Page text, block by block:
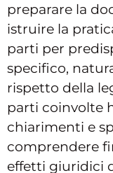
preparare la
istruire la
parti per
specifico,
rispetto della
parti coinvolte
chiarimenti e
comprendere
effetti giuridici